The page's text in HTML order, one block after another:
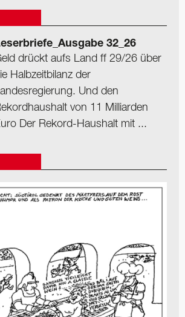
32_26
drückt aufs Land ff 29/26 über
Halbzeitbilanz der
Und den
von 11 Milliarden
Der Rekord-Haushalt mit ...